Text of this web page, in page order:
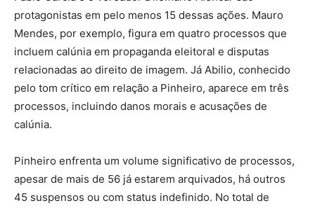
protagonistas em pelo menos 15 dessas ações. Mauro
Mendes, por exemplo, figura em quatro processos que
incluem calúnia em propaganda eleitoral e disputas
relacionadas ao direito de imagem. Já Abilio, conhecido
pelo tom crítico em relação a Pinheiro, aparece em três
processos, incluindo danos morais e acusações de
calúnia.
Pinheiro enfrenta um volume significativo de processos,
apesar de mais de 56 já estarem arquivados, há outros
45 suspensos ou com status indefinido. No total de